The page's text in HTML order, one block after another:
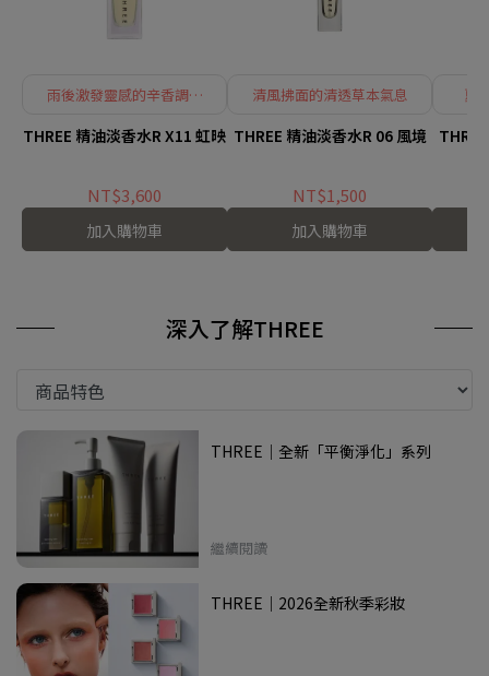
雨後激發靈感的辛香調香
THREE 精油淡香水R X11 虹映
NT$3,600
加入購物車
清風拂面的清透草本氣息
THREE 精油淡香水R 06 風境
NT$1,500
加入購物車
夏
深入了解THREE
THREE｜全新「平衡淨化」系列
繼續閱讀
THREE｜2026全新秋季彩妝